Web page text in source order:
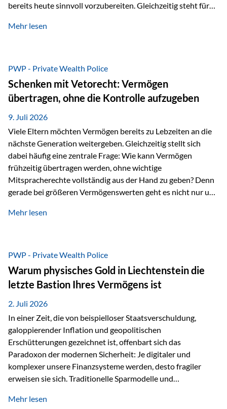
bereits heute sinnvoll vorzubereiten. Gleichzeitig steht für
passiert, wenn einer der beiden verstirbt? Der überlebende
Vermögen verfügen können. Genau für diese
Ausgangssituation bietet die Private Wealth Police der
Vienna-Life eine durchdachte Gestaltungsmöglichkeit. Die
Ausgangssituation Stellen Sie sich folgendes Beispiel vor:
Ein…
Mehr lesen
PWP - Private Wealth Police
Schenken mit Vetorecht: Vermögen
übertragen, ohne die Kontrolle aufzugeben
9. Juli 2026
Viele Eltern möchten Vermögen bereits zu Lebzeiten an die
nächste Generation weitergeben. Gleichzeitig stellt sich
dabei häufig eine zentrale Frage: Wie kann Vermögen
frühzeitig übertragen werden, ohne wichtige
Mitspracherechte vollständig aus der Hand zu geben? Denn
gerade bei größeren Vermögenswerten geht es nicht nur um
sicherzustellen, dass das Vermögen langfristig erhalten
folgende Situation vor: Ein Vater schenkt seiner Tochter
einen Teil seines Vermögens. Einige Jahre später möchte die
Tochter das Geld kurzfristig verwenden, um…
Mehr lesen
PWP - Private Wealth Police
Warum physisches Gold in Liechtenstein die
letzte Bastion Ihres Vermögens ist
2. Juli 2026
In einer Zeit, die von beispielloser Staatsverschuldung,
galoppierender Inflation und geopolitischen
Erschütterungen gezeichnet ist, offenbart sich das
Paradoxon der modernen Sicherheit: Je digitaler und
komplexer unsere Finanzsysteme werden, desto fragiler
erweisen sie sich. Traditionelle Sparmodelle und
unumstößlich galten, versagen angesichts der expansiven
Mehr lesen